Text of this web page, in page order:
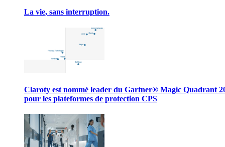
La vie, sans interruption.
Claroty est nommé leader du Gartner® Magic Quadrant
pour les plateformes de protection CPS